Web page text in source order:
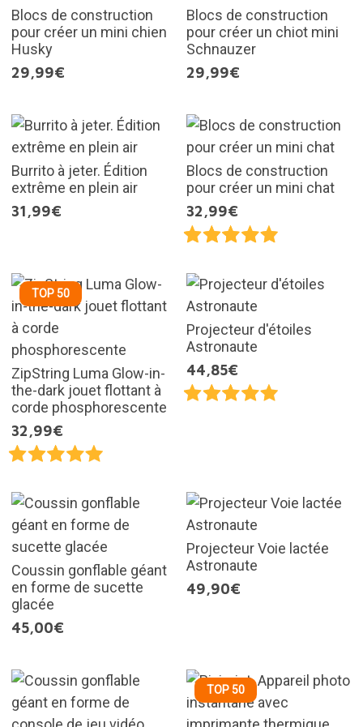
Blocs de construction
pour créer un mini chien
Husky
29,99€
Blocs de construction
pour créer un chiot mini
Schnauzer
29,99€
Burrito à jeter. Édition
extrême en plein air
31,99€
Blocs de construction
pour créer un mini chat
32,99€
TOP 50
ZipString Luma Glow-in-
the-dark jouet flottant à
corde phosphorescente
32,99€
Projecteur d'étoiles
Astronaute
44,85€
Coussin gonflable géant
en forme de sucette
glacée
45,00€
Projecteur Voie lactée
Astronaute
49,90€
TOP 50